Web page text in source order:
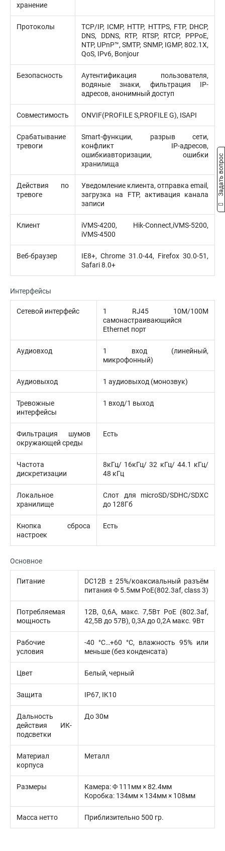
хранение
Протоколы
TCP/IP, ICMP, HTTP, HTTPS, FTP, DHCP,
DNS, DDNS, RTP, RTSP, RTCP, PPPoE,
NTP, UPnP™, SMTP, SNMP, IGMP, 802.1X,
QoS, IPv6, Bonjour
Безопасность
Аутентификация пользователя,
водяные знаки, фильтрация IP-
адресов, анонимный доступ
Совместимость ONVIF(PROFILE S,PROFILE G), ISAPI
Срабатывание
тревоги
Smart-функции, разрыв сети,
конфликт IP-адресов,
ошибкиавторизации, ошибки
хранилища
Действия по
тревоге
Уведомление клиента, отправка email,
загрузка на FTP, активация канала
записи
Клиент
iVMS-4200, Hik-Connect,iVMS-5200,
iVMS-4500
Веб-браузер
IE8+, Chrome 31.0-44, Firefox 30.0-51,
Safari 8.0+
Интерфейсы
Сетевой интерфейс
1 RJ45 10M/100M
самонастраивающийся
Ethernet порт
Аудиовход
1 вход (линейный,
микрофонный)
Аудиовыход 1 аудиовыход (монозвук)
Тревожные
интерфейсы
1 вход/1 выход
Фильтрация шумов
окружающей среды
Есть
Частота
дискретизации
8кГц/ 16кГц/ 32 кГц/ 44.1 кГц/
48 кГц
Локальное
хранилище
Слот для microSD/SDHC/SDXC
до 128Гб
Кнопка сброса
настроек
Есть
Основное
Питание
DC12В ± 25%/коаксиальный разъём
питания Φ 5.5мм PoE(802.3af, class 3)
Потребляемая
мощность
12В, 0,6А, макс. 7,5Вт PoE (802.3af,
42,5В до 57В), 0,3A до 0,2A макс. 9Вт
Рабочие
условия
-40 °C…+60 °C, влажность 95% или
меньше (без конденсата)
Цвет Белый, черный
Защита IP67, IK10
Дальность
действия ИК-
подсветки
До 30м
Материал
корпуса
Металл
Размеры
Камера: Φ 111мм × 82.4мм
Коробка: 134мм × 134мм × 108мм
Масса нетто Приблизительно 500 гр.
Задать вопрос